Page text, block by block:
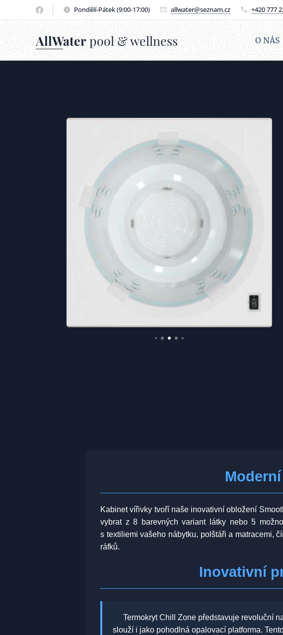
Pondělí-Pátek (9:00-17:00) allwater@seznam.cz +420 777
AllWaterpool & wellness O NÁS
Kabinet vířivky tvoří naše inovativní obložení
vybrat z 8 barevných variant látky nebo 5
s textiliemi vašeho nábytku, polštáři a matracemi,
ráfků.
Inovativní
Termokryt Chill Zone představuje revoluční
slouží i jako pohodlná opalovací platforma.